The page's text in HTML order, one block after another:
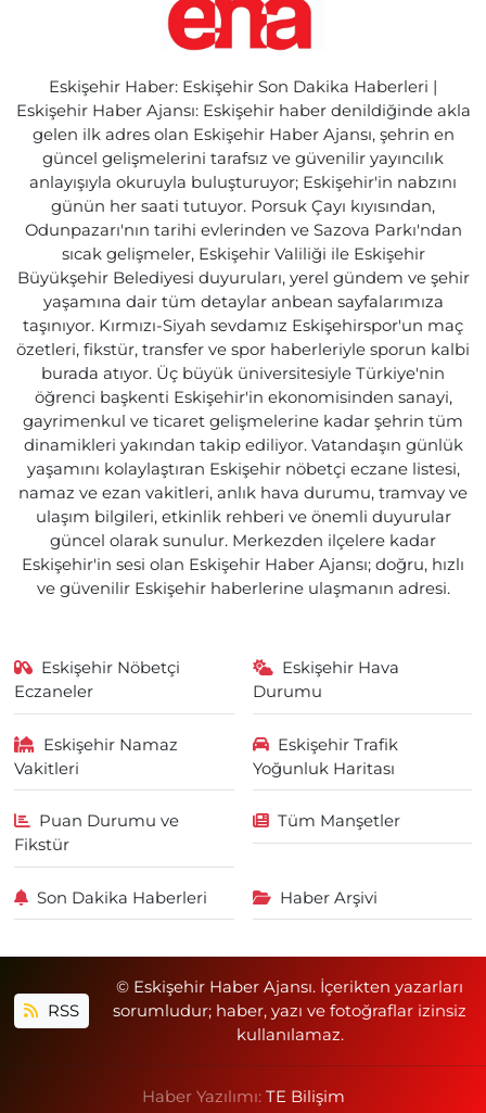
Eskişehir Haber: Eskişehir Son Dakika Haberleri |
Eskişehir Haber Ajansı: Eskişehir haber denildiğinde akla
gelen ilk adres olan Eskişehir Haber Ajansı, şehrin en
güncel gelişmelerini tarafsız ve güvenilir yayıncılık
anlayışıyla okuruyla buluşturuyor; Eskişehir'in nabzını
günün her saati tutuyor. Porsuk Çayı kıyısından,
Odunpazarı'nın tarihi evlerinden ve Sazova Parkı'ndan
sıcak gelişmeler, Eskişehir Valiliği ile Eskişehir
Büyükşehir Belediyesi duyuruları, yerel gündem ve şehir
yaşamına dair tüm detaylar anbean sayfalarımıza
taşınıyor. Kırmızı-Siyah sevdamız Eskişehirspor'un maç
özetleri, fikstür, transfer ve spor haberleriyle sporun kalbi
burada atıyor. Üç büyük üniversitesiyle Türkiye'nin
öğrenci başkenti Eskişehir'in ekonomisinden sanayi,
gayrimenkul ve ticaret gelişmelerine kadar şehrin tüm
dinamikleri yakından takip ediliyor. Vatandaşın günlük
yaşamını kolaylaştıran Eskişehir nöbetçi eczane listesi,
namaz ve ezan vakitleri, anlık hava durumu, tramvay ve
ulaşım bilgileri, etkinlik rehberi ve önemli duyurular
güncel olarak sunulur. Merkezden ilçelere kadar
Eskişehir'in sesi olan Eskişehir Haber Ajansı; doğru, hızlı
ve güvenilir Eskişehir haberlerine ulaşmanın adresi.
Eskişehir Nöbetçi
Eczaneler
Eskişehir Hava
Durumu
Eskişehir Namaz
Vakitleri
Eskişehir Trafik
Yoğunluk Haritası
Puan Durumu ve
Fikstür
Tüm Manşetler
Son Dakika Haberleri Haber Arşivi
RSS
© Eskişehir Haber Ajansı. İçerikten yazarları
sorumludur; haber, yazı ve fotoğraflar izinsiz
kullanılamaz.
Haber Yazılımı: TE Bilişim